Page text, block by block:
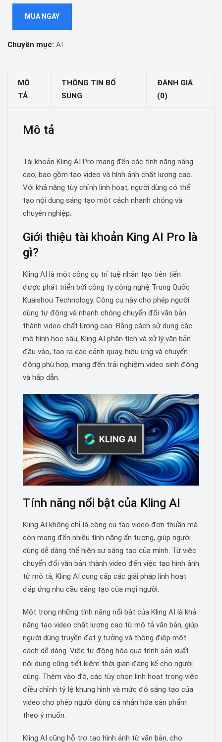
MUA NGAY
Chuyên mục: AI
MÔ
TẢ
THÔNG TIN BỔ
SUNG
ĐÁNH GIÁ
(0)
Mô tả
Tài khoản Kling AI Pro mang đến các tính năng nâng
cao, bao gồm tạo video và hình ảnh chất lượng cao.
Với khả năng tùy chỉnh linh hoạt, người dùng có thể
tạo nội dung sáng tạo một cách nhanh chóng và
chuyên nghiệp.
Giới thiệu tài khoản King AI Pro là
gì?
Kling AI là một công cụ trí tuệ nhân tạo tiên tiến
được phát triển bởi công ty công nghệ Trung Quốc
Kuaishou Technology. Công cụ này cho phép người
dùng tự động và nhanh chóng chuyển đổi văn bản
thành video chất lượng cao. Bằng cách sử dụng các
mô hình học sâu, Kling AI phân tích và xử lý văn bản
đầu vào, tạo ra các cảnh quay, hiệu ứng và chuyển
động phù hợp, mang đến trải nghiệm video sinh động
và hấp dẫn.
Tính năng nổi bật của Kling AI
Kling AI không chỉ là công cụ tạo video đơn thuần mà
còn mang đến nhiều tính năng ấn tượng, giúp người
dùng dễ dàng thể hiện sự sáng tạo của mình. Từ việc
chuyển đổi văn bản thành video đến việc tạo hình ảnh
từ mô tả, Kling AI cung cấp các giải pháp linh hoạt
đáp ứng nhu cầu sáng tạo của mọi người.
Một trong những tính năng nổi bật của Kling AI là khả
năng tạo video chất lượng cao từ mô tả văn bản, giúp
người dùng truyền đạt ý tưởng và thông điệp một
cách dễ dàng. Việc tự động hóa quá trình sản xuất
nội dung cũng tiết kiệm thời gian đáng kể cho người
dùng. Thêm vào đó, các tùy chọn linh hoạt trong việc
điều chỉnh tỷ lệ khung hình và mức độ sáng tạo của
video cho phép người dùng cá nhân hóa sản phẩm
theo ý muốn.
Kling AI cũng hỗ trợ tạo hình ảnh từ văn bản, cho